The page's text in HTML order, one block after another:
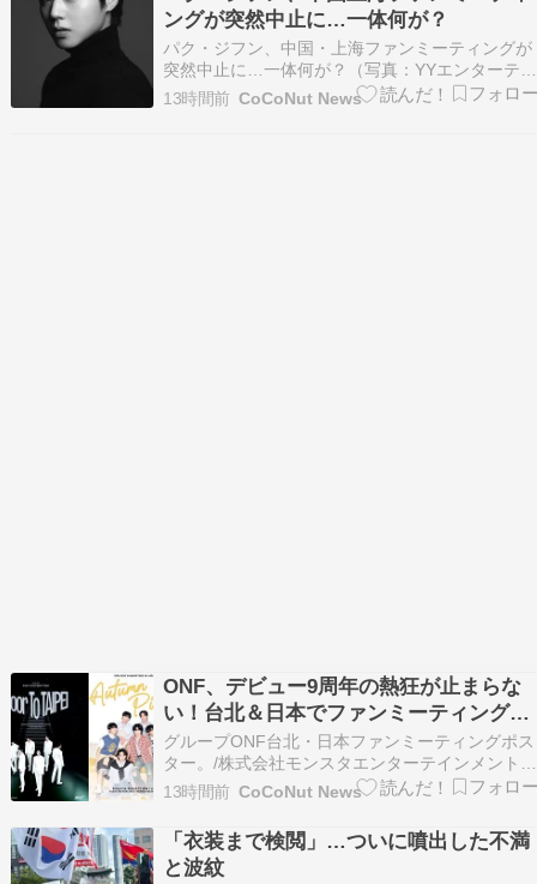
ングが突然中止に…一体何が？
パク・ジフン、中国・上海ファンミーティングが
突然中止に…一体何が？（写真：YYエンターテイ
ンメント） 歌手兼俳優のパク・ジフンの中国・上
海ファンミーティングが中止となった。 所属事務
13時間前 CoCoNut News
ONF、デビュー9周年の熱狂が止まらな
い！台北＆日本でファンミーティング開
催決定
グループONF台北・日本ファンミーティングポス
ター。/株式会社モンスタエンターテインメント、
エイティシックスエンターテインメント グループ
ONF（オンエフ）が、台湾と日本でファンとの特
別な時間を過ごす。 ONFは9月13 […]
13時間前 CoCoNut News
「衣装まで検閲」…ついに噴出した不満
と波紋